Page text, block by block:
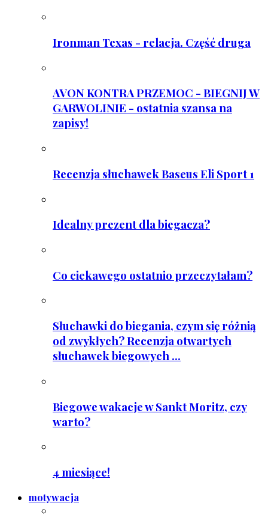
Ironman Texas - relacja. Część druga
AVON KONTRA PRZEMOC - BIEGNIJ W
GARWOLINIE - ostatnia szansa na
zapisy!
Recenzja słuchawek Baseus Eli Sport 1
Idealny prezent dla biegacza?
Co ciekawego ostatnio przeczytałam?
Słuchawki do biegania, czym się różnią
od zwykłych? Recenzja otwartych
słuchawek biegowych ...
Biegowe wakacje w Sankt Moritz, czy
warto?
4 miesiące!
motywacja